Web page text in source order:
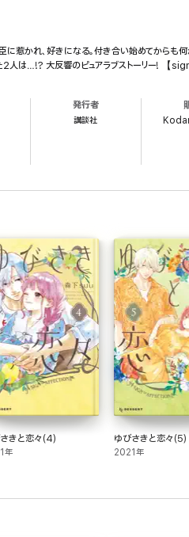
惹かれ、好きになる。付き合い始めてからも
人は…!? 大反響のピュアラブストーリー! 【
発行者
講談社
きと恋々(4)
年
ゆびさきと恋々(5)
2021年